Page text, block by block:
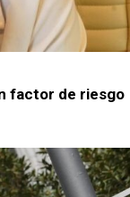
factor de riesgo